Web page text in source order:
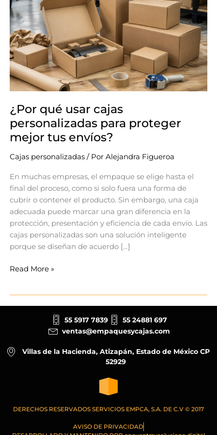
¿Por qué usar cajas
personalizadas para proteger
mejor tus envíos?
Cajas personalizadas / Por Alejandra Figueroa
En muchas empresas, el empaque se elige hasta el
final del proceso, como si solo fuera una forma de
cubrir o contener el producto. Sin embargo, una caja
adecuada puede marcar una gran diferencia en la
protección, presentación y eficiencia de cada envío. Las
cajas personalizadas son una solución inteligente
porque se diseñan de acuerdo […]
usar
cajas
personalizadas
para
proteger
mejor
tus
envíos?
Read More »
55 5917 7839
55 24881 697
ventas@empaquesycajas.com
Villas de la Hacienda, Atizapán, Estado de México CP
52929
DERECHOS RESERVADOS SERVICIOS EMPCA, S.A. DE C.V © 2017
AVISO DE PRIVACIDAD